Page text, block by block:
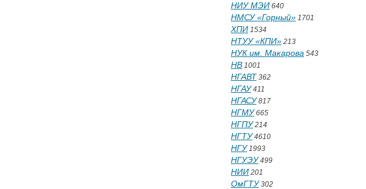
НИУ МЭИ 640
НМСУ «Горный» 1701
ХПИ 1534
НТУУ «КПИ» 213
НУК им. Макарова 543
НВ 1001
НГАВТ 362
НГАУ411
НГАСУ817
НГМУ665
НГПУ214
НГТУ4610
НГУ1993
НГУЭУ499
НИИ 201
ОмГТУ302